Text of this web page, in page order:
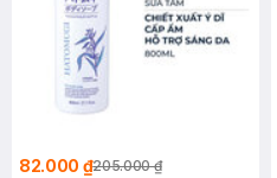
82.000 ₫205.000 ₫